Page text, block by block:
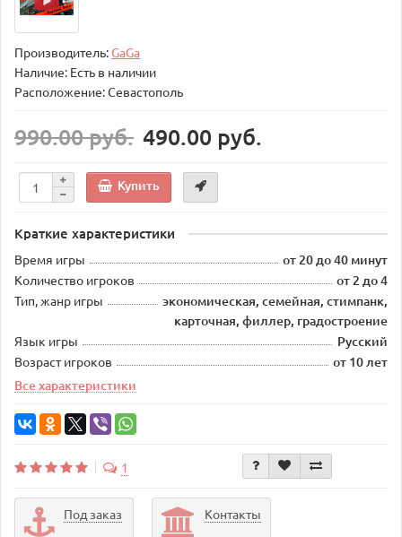
Производитель: GaGa
Наличие: Есть в наличии
Расположение: Севастополь
990.00 руб. 490.00 руб.
Купить
Краткие характеристики
Время игры от 20 до 40 минут
Количество игроков от 2 до 4
Тип, жанр игры
экономическая, семейная, стимпанк,
карточная, филлер, градостроение
Язык игры Русский
Возраст игроков
от 10 лет
Все характеристики
1
Под заказ Контакты